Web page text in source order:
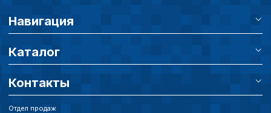
Навигация
Каталог
Контакты
Отдел продаж
Политика в
обработки сookies
Настройте параметры